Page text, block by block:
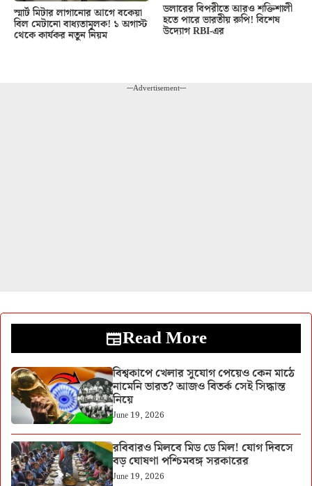
স্মার্ট মিটার লাগানোর আগে বকেয়া
বিল মেটানো বাধ্যতামূলক! ১ অগাস্ট
থেকে কার্যকর নতুন নিয়ম
ডলারের বিপরীতে আরও শক্তিশালী
হতে পারে ভারতীয় রুপি! বিশেষ
উদ্যোগ RBI-এর
---Advertisement---
Read More
বিশ্বকাপে খেলার সুযোগ পেয়েও কেন মাঠে
নামেনি ভারত? আজও বিতর্ক সেই সিদ্ধান্ত
নিয়ে
June 19, 2026
রবিবারও মিলবে মিড ডে মিল! যোগ দিবসে
বড় ঘোষণা পশ্চিমবঙ্গ সরকারের
June 19, 2026